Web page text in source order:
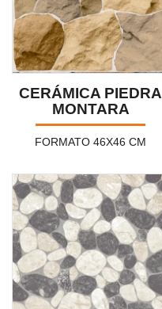
CERÁMICA PIEDRA
MONTARA
FORMATO 46X46 CM